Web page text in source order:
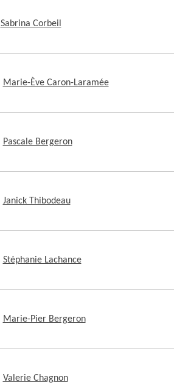
Sabrina Corbeil
Marie-Ève Caron-Laramée
Pascale Bergeron
Janick Thibodeau
Stéphanie Lachance
Marie-Pier Bergeron
Valerie Chagnon